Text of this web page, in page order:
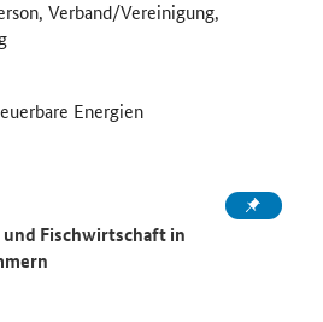
Verband/Vereinigung,
Energien
Fischwirtschaft in